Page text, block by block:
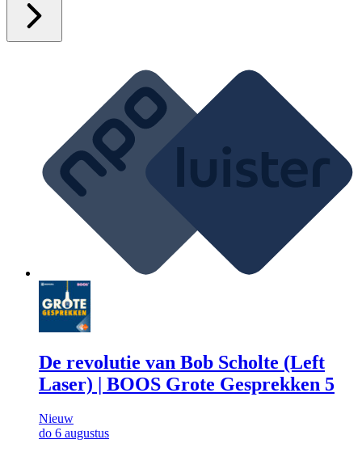
De revolutie van Bob Scholte (Left
Laser) | BOOS Grote Gesprekken 5
Nieuw
do 6 augustus